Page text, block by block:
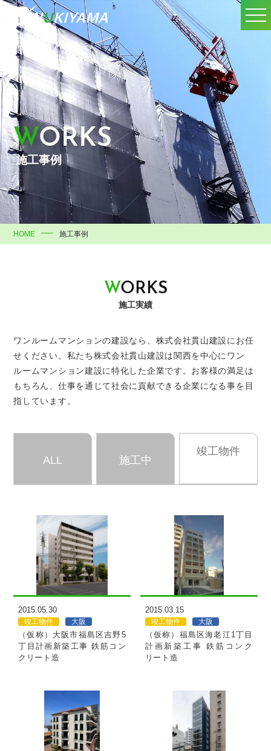
WORKS
施工事例
HOME 施工事例
WORKS
施工実績
ワンルームマンションの建設なら、株式会社貫山建設にお任
せください。 私たち株式会社貫山建設は関西を中心にワン
ルームマンション建設に特化した企業です。 お客様の満足は
もちろん、仕事を通じて社会に貢献できる企業になる事を目
指しています。
ALL 施工中
竣工物件
MORE
2015.05.30
竣工物件 大阪
（仮称）大阪市福島区吉野5
丁目計画新築工事 鉄筋コン
クリート造
MORE
2015.03.15
竣工物件 大阪
（仮称）福島区海老江1丁目
計画新築工事 鉄筋コンク
リート造
MORE MORE